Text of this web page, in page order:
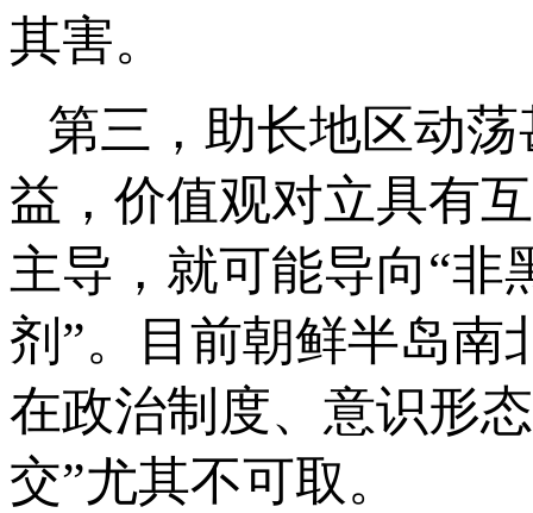
其害。
第三，助长地区动
益，价值观对立具有
主导，就可能导向“非
剂”。目前朝鲜半岛南
在政治制度、意识形
交”尤其不可取。